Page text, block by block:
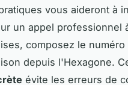
vous aideront à
un appel professionnel
composez le numéro
depuis l'Hexagone.
évite les erreurs de